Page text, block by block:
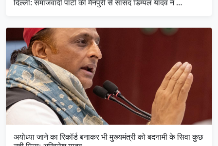
दिल्ली: समाजवादी पार्टी की मैनपुरी से सांसद डिम्पल यादव ने …
अयोध्या जाने का रिकॉर्ड बनाकर भी मुख्यमंत्री को बदनामी के सिवा कुछ